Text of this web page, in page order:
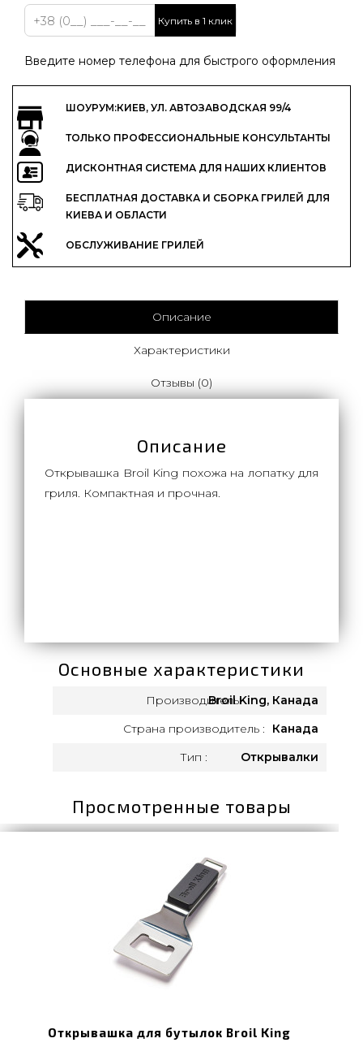
Купить в 1 клик
Введите номер телефона для быстрого оформления
ШОУРУМ:КИЕВ, УЛ. АВТОЗАВОДСКАЯ 99/4
ТОЛЬКО ПРОФЕССИОНАЛЬНЫЕ КОНСУЛЬТАНТЫ
ДИСКОНТНАЯ СИСТЕМА ДЛЯ НАШИХ КЛИЕНТОВ
БЕСПЛАТНАЯ ДОСТАВКА И СБОРКА ГРИЛЕЙ ДЛЯ
КИЕВА И ОБЛАСТИ
ОБСЛУЖИВАНИЕ ГРИЛЕЙ
Описание
Характеристики
Отзывы (0)
Описание
Открывашка Broil King похожа на лопатку для
гриля. Компактная и прочная.
Основные характеристики
Производитель:Broil King, Канада
Страна производитель :
Канада
Тип :
Открывалки
Просмотренные товары
Открывашка для бутылок Broil King